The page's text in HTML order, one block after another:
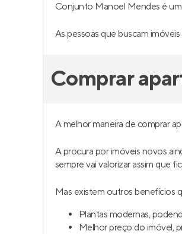
Conjunto Manoel Mendes é
As pessoas que buscam
Comprar
A melhor maneira de comprar
A procura por imóveis novos
sempre vai valorizar assim que
Mas existem outros benefícios
Plantas modernas,
Melhor preço do imóvel,